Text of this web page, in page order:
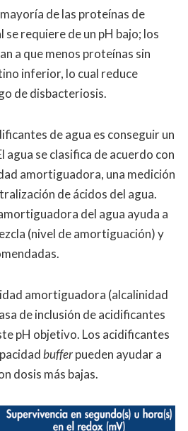
de las proteínas de
requiere de un pH bajo; los
a que menos proteínas sin
inferior, lo cual reduce
de disbacteriosis.
de agua es conseguir un
agua se clasifica de acuerdo con
amortiguadora, una medición
de ácidos del agua.
del agua ayuda a
(nivel de amortiguación) y
amortiguadora (alcalinidad
de inclusión de acidificantes
pH objetivo. Los acidificantes
bufferpueden ayudar a
dosis más bajas.